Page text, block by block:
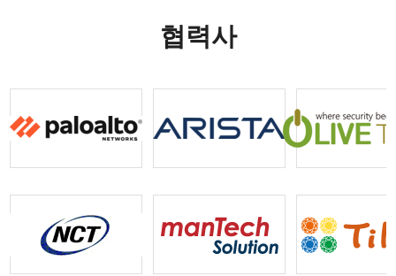
협력사